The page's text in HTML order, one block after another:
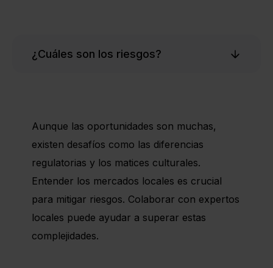
¿Cuáles son los riesgos?
Aunque las oportunidades son muchas,
existen desafíos como las diferencias
regulatorias y los matices culturales.
Entender los mercados locales es crucial
para mitigar riesgos. Colaborar con expertos
locales puede ayudar a superar estas
complejidades.